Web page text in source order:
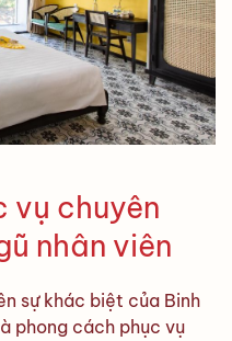
vụ chuyên
nhân viên
sự khác biệt của Binh
phong cách phục vụ